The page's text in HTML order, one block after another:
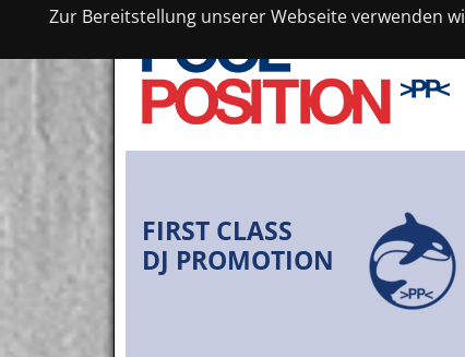
Zur Bereitstellung unserer Webseite verwenden
FIRST CLASS
DJ PROMOTION